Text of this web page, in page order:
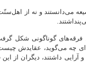
می‌دانستند و نه از
فرقه‌های گوناگونی شکل
چه می‌گوید، عقایدش
داشتند، دیگران از این